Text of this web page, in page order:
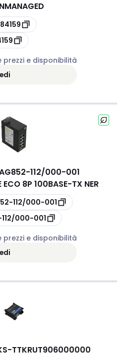
prezzi e disponibilità
112/000-001
ECO 8P 100BASE-TX NER
112/000-001
000-001
prezzi e disponibilità
-TTKRUT906000000